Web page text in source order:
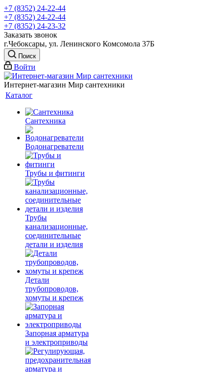
+7 (8352) 24-22-44
+7 (8352) 24-22-44
+7 (8352) 24-23-32
Заказать звонок
г.Чебоксары, ул. Ленинского Комсомола 37Б
Поиск
Войти
Интернет-магазин Мир сантехники
Каталог
Сантехника
Водонагреватели
Трубы и фитинги
Трубы
канализационные,
соединительные
детали и изделия
Детали
трубопроводов,
хомуты и крепеж
Запорная арматура
и электроприводы